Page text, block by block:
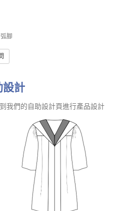
腳
設計
我們的自助設計頁進行產品設計